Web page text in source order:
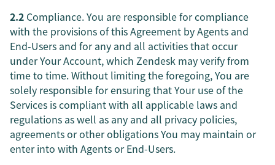
2.2 Compliance. You are responsible for compliance
with the provisions of this Agreement by Agents and
End-Users and for any and all activities that occur
under Your Account, which Zendesk may verify from
time to time. Without limiting the foregoing, You are
solely responsible for ensuring that Your use of the
Services is compliant with all applicable laws and
regulations as well as any and all privacy policies,
agreements or other obligations You may maintain or
enter into with Agents or End-Users.